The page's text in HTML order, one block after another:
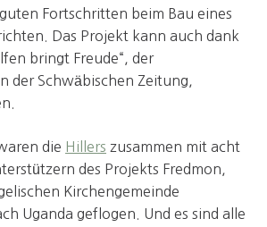
Fortschritten beim Bau eines
Das Projekt kann auch dank
bringt Freude“, der
der Schwäbischen Zeitung,
die Hillers zusammen mit acht
des Projekts Fredmon,
Kirchengemeinde
Uganda geflogen. Und es sind alle